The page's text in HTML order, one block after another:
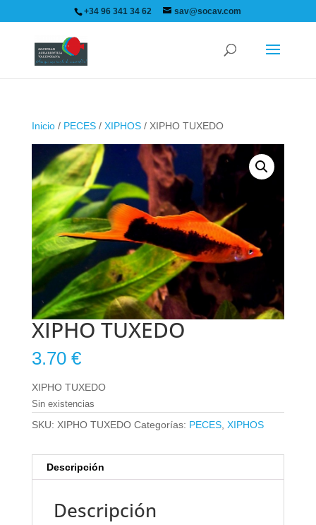
+34 96 341 34 62 sav@socav.com
Inicio/ PECES/ XIPHOS/ XIPHO TUXEDO
XIPHO TUXEDO
3.70 €
XIPHO TUXEDO
Sin existencias
SKU: XIPHO TUXEDO Categorías: PECES, XIPHOS
Descripción
Descripción